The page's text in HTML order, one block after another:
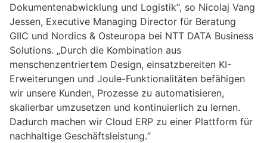
Dokumentenabwicklung und Logistik“, so Nicolaj Vang
Jessen, Executive Managing Director für Beratung
GIIC und Nordics & Osteuropa bei NTT DATA Business
Solutions. „Durch die Kombination aus
menschenzentriertem Design, einsatzbereiten KI-
Erweiterungen und Joule-Funktionalitäten befähigen
wir unsere Kunden, Prozesse zu automatisieren,
skalierbar umzusetzen und kontinuierlich zu lernen.
Dadurch machen wir Cloud ERP zu einer Plattform für
nachhaltige Geschäftsleistung.“